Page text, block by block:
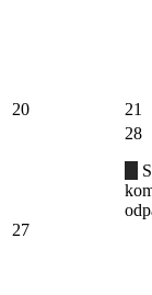
20 21
27
28